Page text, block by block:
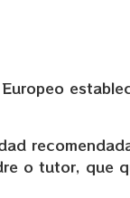
o tutor, que